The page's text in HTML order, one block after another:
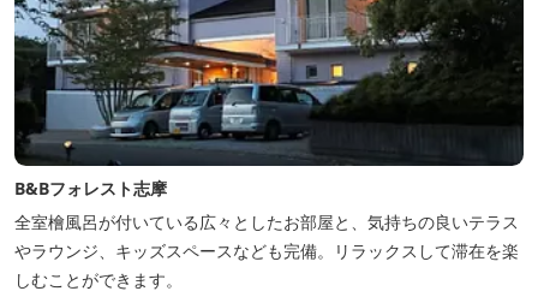
B&Bフォレスト志摩
全室檜風呂が付いている広々としたお部屋と、気持ちの良いテラス
やラウンジ、キッズスペースなども完備。リラックスして滞在を楽
しむことができます。